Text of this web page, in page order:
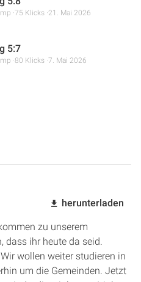
75 Klicks 21. Mai 2026
5:7
80 Klicks 7. Mai 2026
herunterladen
zu unserem
dass ihr heute da seid.
wollen weiter studieren in
um die Gemeinden. Jetzt